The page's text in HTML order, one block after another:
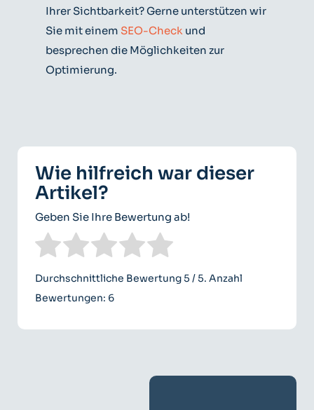
Ihrer Sichtbarkeit? Gerne unterstützen wir
Sie mit einem SEO-Check und
besprechen die Möglichkeiten zur
Optimierung.
Wie hilfreich war dieser
Artikel?
Geben Sie Ihre Bewertung ab!
Durchschnittliche Bewertung5 / 5. Anzahl
Bewertungen: 6